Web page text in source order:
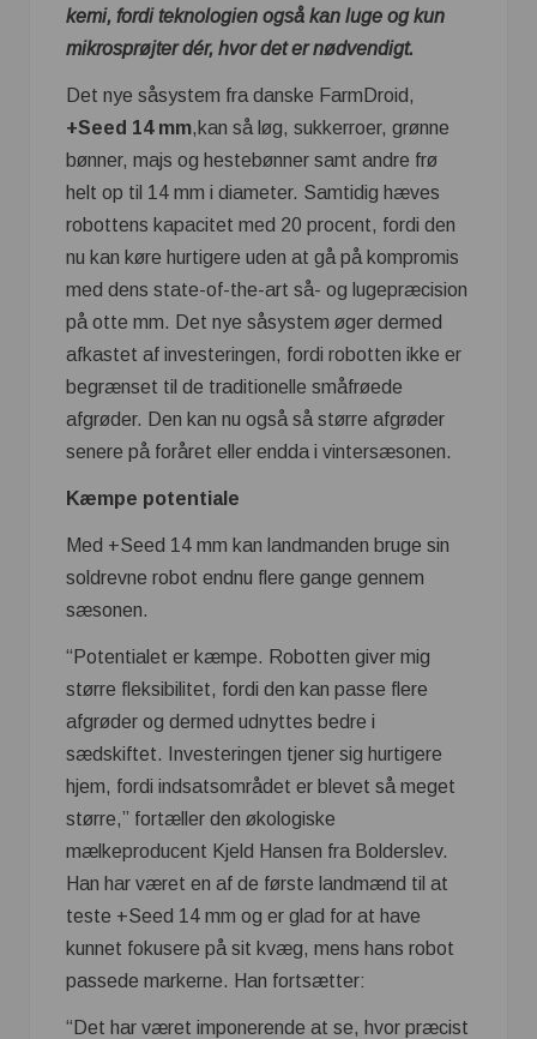
kemi, fordi teknologien også kan luge og kun
mikrosprøjter dér, hvor det er nødvendigt.
Det nye såsystem fra danske FarmDroid,
+Seed 14 mm,kan så løg, sukkerroer, grønne
bønner, majs og hestebønner samt andre frø
helt op til 14 mm i diameter. Samtidig hæves
robottens kapacitet med 20 procent, fordi den
nu kan køre hurtigere uden at gå på kompromis
med dens state-of-the-art så- og lugepræcision
på otte mm. Det nye såsystem øger dermed
afkastet af investeringen, fordi robotten ikke er
begrænset til de traditionelle småfrøede
afgrøder. Den kan nu også så større afgrøder
senere på foråret eller endda i vintersæsonen.
Kæmpe potentiale
Med +Seed 14 mm kan landmanden bruge sin
soldrevne robot endnu flere gange gennem
sæsonen.
“Potentialet er kæmpe. Robotten giver mig
større fleksibilitet, fordi den kan passe flere
afgrøder og dermed udnyttes bedre i
sædskiftet. Investeringen tjener sig hurtigere
hjem, fordi indsatsområdet er blevet så meget
større,” fortæller den økologiske
mælkeproducent Kjeld Hansen fra Bolderslev.
Han har været en af de første landmænd til at
teste +Seed 14 mm og er glad for at have
kunnet fokusere på sit kvæg, mens hans robot
passede markerne. Han fortsætter:
“Det har været imponerende at se, hvor præcist